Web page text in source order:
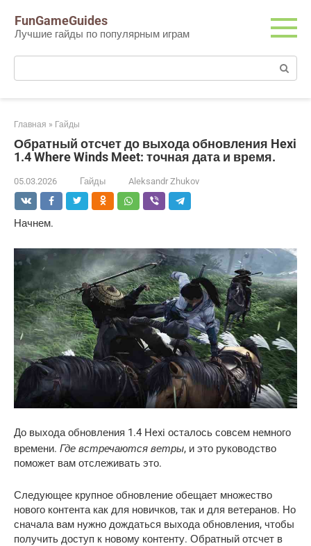
контенту
FunGameGuides
Лучшие гайды по популярным играм
Поиск:
Главная » Гайды
Обратный отсчет до выхода обновления Hexi
1.4 Where Winds Meet: точная дата и время.
05.03.2026 Гайды Aleksandr Zhukov
Начнем.
До выхода обновления 1.4 Hexi осталось совсем немного
времени. Где встречаются ветры, и это руководство
поможет вам отслеживать это.
Следующее крупное обновление обещает множество
нового контента как для новичков, так и для ветеранов. Но
сначала вам нужно дождаться выхода обновления, чтобы
получить доступ к новому контенту. Обратный отсчет в